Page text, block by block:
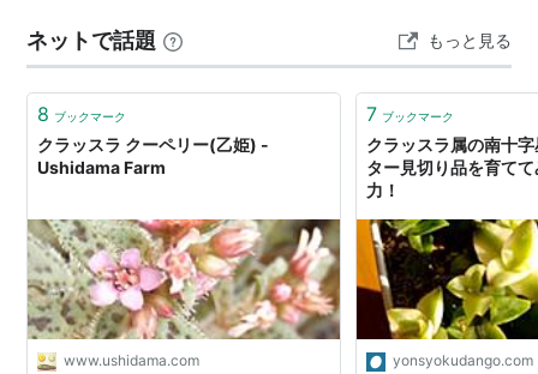
る差し押さえのメールが来た。こちとら微々たる給料か
ら厚生年金天引きなんでぇ！騙し方が稚拙すぎる。 2026
ネットで話題 もっと見る
8 ブックマーク
クラッスラ クーペリー(乙姫) -
Ushidama Farm
www.ushidama.com
7 ブックマーク
クラッスラ属の南十
ター見切り品を育て
力！
yonsyokudango.com